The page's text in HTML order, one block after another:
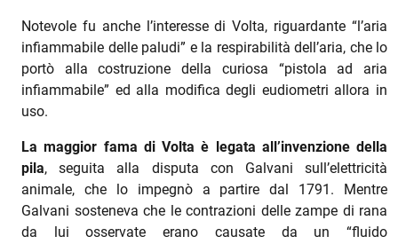
Notevole fu anche l’interesse di Volta, riguardante “l’aria
infiammabile delle paludi” e la respirabilità dell’aria, che lo
portò alla costruzione della curiosa “pistola ad aria
infiammabile” ed alla modifica degli eudiometri allora in
uso.
La maggior fama di Volta è legata all’invenzione della
pila, seguita alla disputa con Galvani sull’elettricità
animale, che lo impegnò a partire dal 1791. Mentre
Galvani sosteneva che le contrazioni delle zampe di rana
da lui osservate erano causate da un “fluido